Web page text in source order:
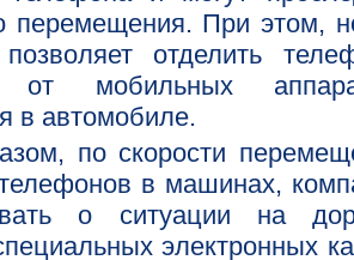
перемещения. При этом,
позволяет отделить
от мобильных
в автомобиле.
по скорости
в машинах,
о ситуации на
электронных